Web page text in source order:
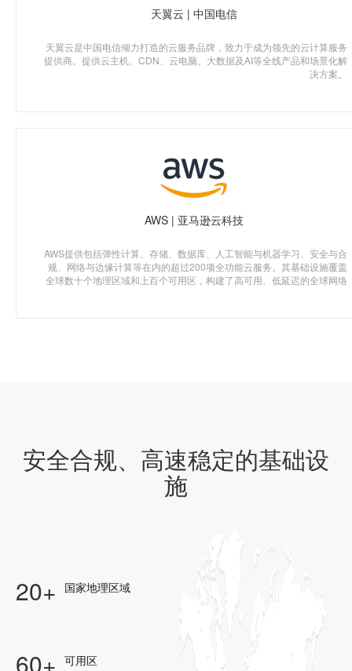
天翼云 | 中国电信
天翼云是中国电信倾力打造的云服务品牌，致力于成为领先的云计算服务
提供商。提供云主机、CDN、云电脑、大数据及AI等全线产品和场景化解
决方案。
AWS | 亚马逊云科技
AWS提供包括弹性计算、存储、数据库、人工智能与机器学习、安全与合
规、网络与边缘计算等在内的超过200项全功能云服务。其基础设施覆盖
全球数十个地理区域和上百个可用区，构建了高可用、低延迟的全球网络
安全合规、高速稳定的基础设
施
20+ 国家地理区域
60+ 可用区